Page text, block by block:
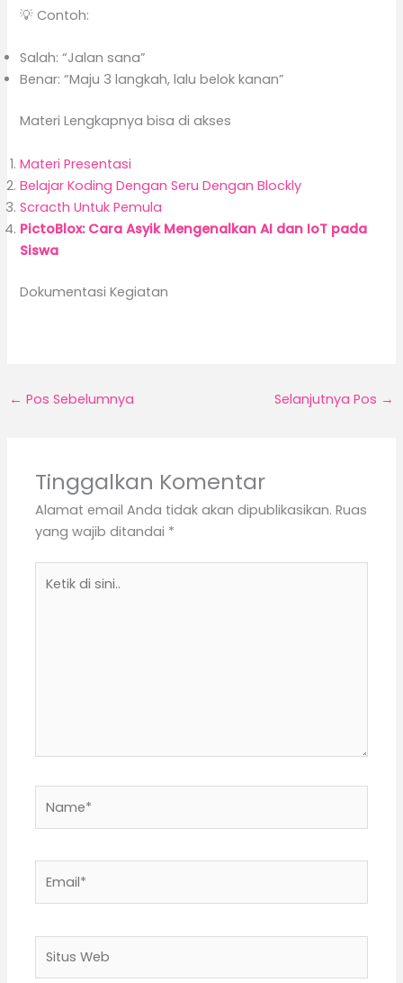
💡 Contoh:
Salah: “Jalan sana”
Benar: “Maju 3 langkah, lalu belok kanan”
Materi Lengkapnya bisa di akses
Materi Presentasi
Belajar Koding Dengan Seru Dengan Blockly
Scracth Untuk Pemula
PictoBlox: Cara Asyik Mengenalkan AI dan IoT pada
Siswa
Dokumentasi Kegiatan
← Pos Sebelumnya Selanjutnya Pos →
Tinggalkan Komentar
Alamat email Anda tidak akan dipublikasikan. Ruas
yang wajib ditandai *
di
Web